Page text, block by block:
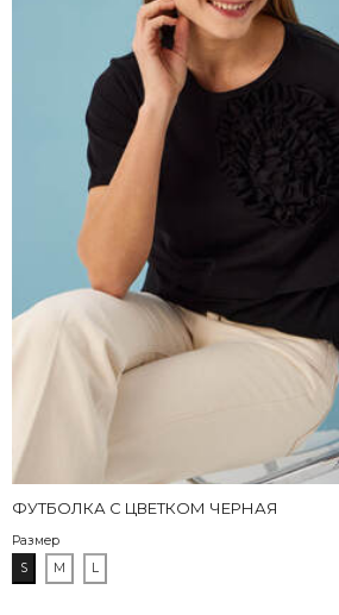
ФУТБОЛКА С ЦВЕТКОМ ЧЕРНАЯ
Размер
S
M L